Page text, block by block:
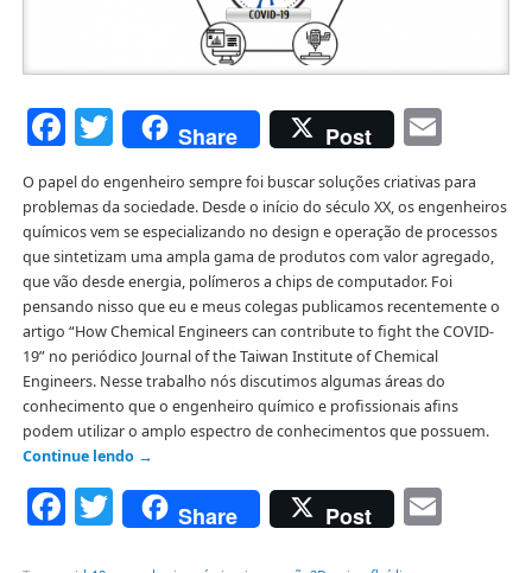
Facebook
Twitter
Share Post
O papel do engenheiro sempre foi buscar soluções criativas para
problemas da sociedade. Desde o início do século XX, os engenheiros
químicos vem se especializando no design e operação de processos
que sintetizam uma ampla gama de produtos com valor agregado,
que vão desde energia, polímeros a chips de computador. Foi
pensando nisso que eu e meus colegas publicamos recentemente o
artigo “How Chemical Engineers can contribute to fight the COVID-
19” no periódico Journal of the Taiwan Institute of Chemical
Engineers. Nesse trabalho nós discutimos algumas áreas do
conhecimento que o engenheiro químico e profissionais afins
podem utilizar o amplo espectro de conhecimentos que possuem.
Continue lendo →
Facebook
Twitter
Share Post